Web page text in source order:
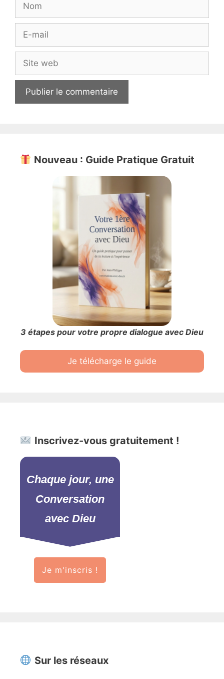
mail
web
Nouveau : Guide Pratique Gratuit
3 étapes pour votre propre dialogue avec Dieu
Je télécharge le guide
Inscrivez-vous gratuitement !
Chaque jour, une
Conversation
avec Dieu
Je m'inscris !
Sur les réseaux